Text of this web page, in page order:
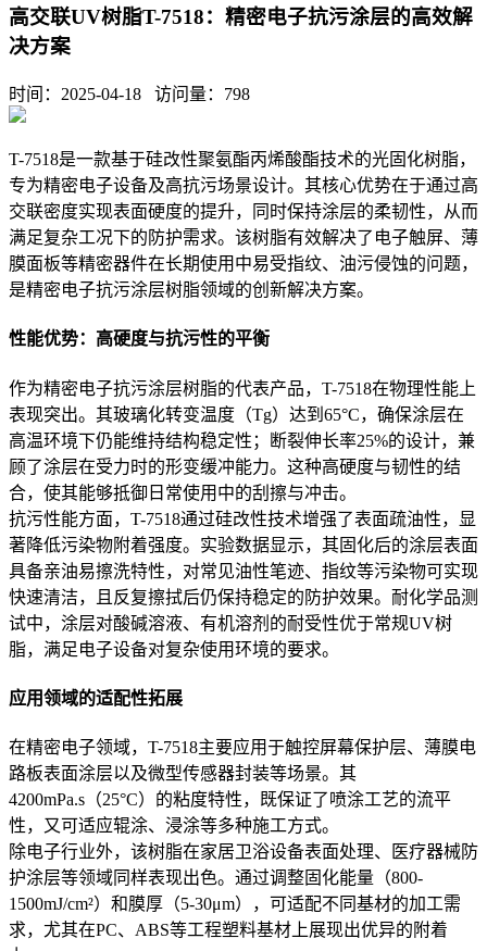
高交联UV树脂T-7518：精密电子抗污涂层的高效解
决方案
时间：2025-04-18 访问量： 798
T-7518是一款基于硅改性聚氨酯丙烯酸酯技术的光固化树脂，
专为精密电子设备及高抗污场景设计。其核心优势在于通过高
交联密度实现表面硬度的提升，同时保持涂层的柔韧性，从而
满足复杂工况下的防护需求。该树脂有效解决了电子触屏、薄
膜面板等精密器件在长期使用中易受指纹、油污侵蚀的问题，
是精密电子抗污涂层树脂领域的创新解决方案。
性能优势：高硬度与抗污性的平衡
作为精密电子抗污涂层树脂的代表产品，T-7518在物理性能上
表现突出。其玻璃化转变温度（Tg）达到65°C，确保涂层在
高温环境下仍能维持结构稳定性；断裂伸长率25%的设计，兼
顾了涂层在受力时的形变缓冲能力。这种高硬度与韧性的结
合，使其能够抵御日常使用中的刮擦与冲击。
抗污性能方面，T-7518通过硅改性技术增强了表面疏油性，显
著降低污染物附着强度。实验数据显示，其固化后的涂层表面
具备亲油易擦洗特性，对常见油性笔迹、指纹等污染物可实现
快速清洁，且反复擦拭后仍保持稳定的防护效果。耐化学品测
试中，涂层对酸碱溶液、有机溶剂的耐受性优于常规UV树
脂，满足电子设备对复杂使用环境的要求。
应用领域的适配性拓展
在精密电子领域，T-7518主要应用于触控屏幕保护层、薄膜电
路板表面涂层以及微型传感器封装等场景。其
4200mPa.s（25°C）的粘度特性，既保证了喷涂工艺的流平
性，又可适应辊涂、浸涂等多种施工方式。
除电子行业外，该树脂在家居卫浴设备表面处理、医疗器械防
护涂层等领域同样表现出色。通过调整固化能量（800-
1500mJ/cm²）和膜厚（5-30μm），可适配不同基材的加工需
求，尤其在PC、ABS等工程塑料基材上展现出优异的附着